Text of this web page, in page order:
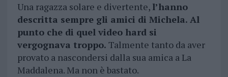
Una ragazza solare e divertente, l’hanno
descritta sempre gli amici di Michela. Al
punto che di quel video hard si
vergognava troppo. Talmente tanto da aver
provato a nascondersi dalla sua amica a La
Maddalena. Ma non è bastato.